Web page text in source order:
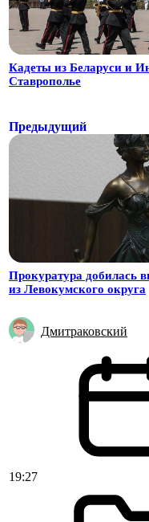
Кадеты из Беларуси и
Ставрополье
Предыдущий
Прокуратура добилась
из Левокумского округа
Дмитраковский
19:27